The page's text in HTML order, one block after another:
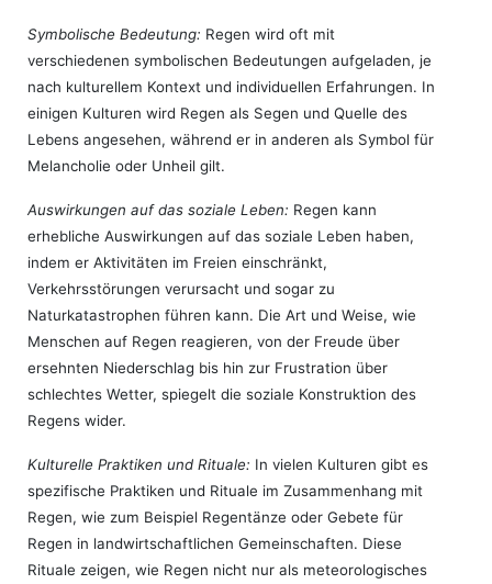
Symbolische Bedeutung: Regen wird oft mit
verschiedenen symbolischen Bedeutungen aufgeladen, je
nach kulturellem Kontext und individuellen Erfahrungen. In
einigen Kulturen wird Regen als Segen und Quelle des
Lebens angesehen, während er in anderen als Symbol für
Melancholie oder Unheil gilt.
Auswirkungen auf das soziale Leben: Regen kann
erhebliche Auswirkungen auf das soziale Leben haben,
indem er Aktivitäten im Freien einschränkt,
Verkehrsstörungen verursacht und sogar zu
Naturkatastrophen führen kann. Die Art und Weise, wie
Menschen auf Regen reagieren, von der Freude über
ersehnten Niederschlag bis hin zur Frustration über
schlechtes Wetter, spiegelt die soziale Konstruktion des
Regens wider.
Kulturelle Praktiken und Rituale: In vielen Kulturen gibt es
spezifische Praktiken und Rituale im Zusammenhang mit
Regen, wie zum Beispiel Regentänze oder Gebete für
Regen in landwirtschaftlichen Gemeinschaften. Diese
Rituale zeigen, wie Regen nicht nur als meteorologisches